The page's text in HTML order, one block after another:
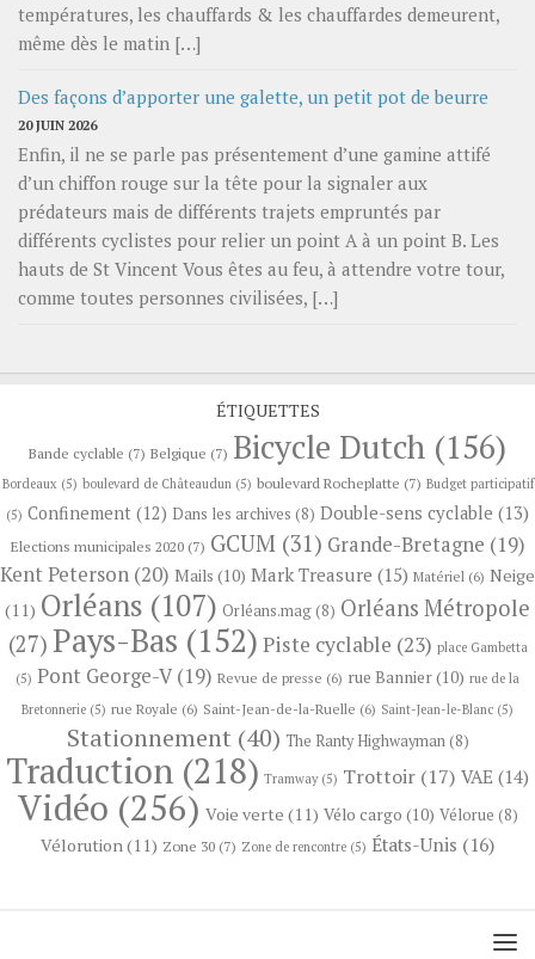
températures, les chauffards & les chauffardes demeurent,
même dès le matin […]
Des façons d’apporter une galette, un petit pot de beurre
20 JUIN 2026
Enfin, il ne se parle pas présentement d’une gamine attifé
d’un chiffon rouge sur la tête pour la signaler aux
prédateurs mais de différents trajets empruntés par
différents cyclistes pour relier un point A à un point B. Les
hauts de St Vincent Vous êtes au feu, à attendre votre tour,
comme toutes personnes civilisées, […]
ÉTIQUETTES
Bande cyclable (7) Belgique (7) Bicycle Dutch (156)
Bordeaux(5) boulevard de Châteaudun(5) boulevard Rocheplatte (7) Budget participatif
(5) Confinement (12) Dans les archives (8) Double-sens cyclable (13)
Elections municipales 2020(7) GCUM(31) Grande-Bretagne (19)
Kent Peterson (20) Mails (10) Mark Treasure (15) Matériel (6) Neige
(11) Orléans (107) Orléans.mag (8) Orléans Métropole
(27) Pays-Bas (152) Piste cyclable (23) place Gambetta
(5) Pont George-V(19) Revue de presse (6) rue Bannier(10) rue de la
Bretonnerie (5) rue Royale (6) Saint-Jean-de-la-Ruelle (6) Saint-Jean-le-Blanc (5)
Stationnement (40) The Ranty Highwayman(8)
Traduction (218) Tramway(5) Trottoir (17) VAE (14)
Vidéo (256) Voie verte (11) Vélo cargo (10) Vélorue (8)
Vélorution(11) Zone 30 (7) Zone de rencontre (5) États-Unis (16)